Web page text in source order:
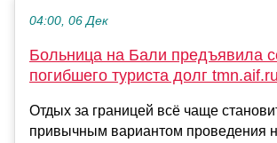
04:00, 06 Дек
Больница на Бали предъявила
погибшего туриста долг tmn.aif.ru
Отдых за границей всё чаще
привычным вариантом проведения